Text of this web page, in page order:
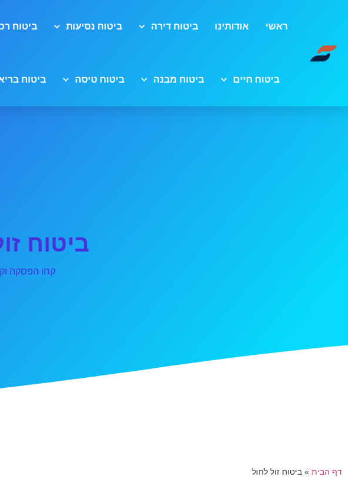
ראשי אודותינו ביטוח דירה ביטוח נסיעות ביטוח
ביטוח חיים ביטוח מבנה ביטוח טיסה ביטוח
ביטוח
קחו הפסקה
דף הבית » ביטוח זול לחול